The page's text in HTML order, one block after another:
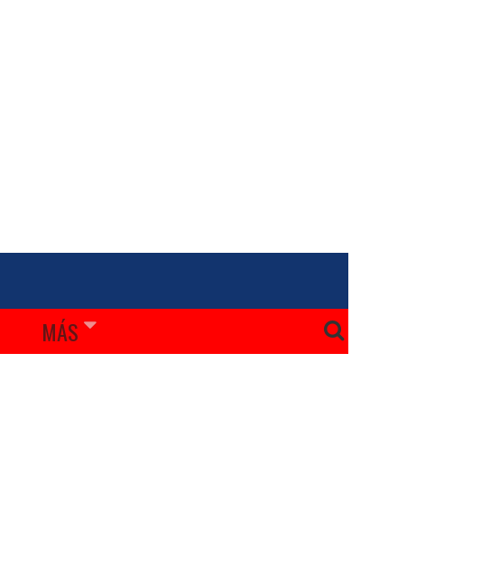
MÁS